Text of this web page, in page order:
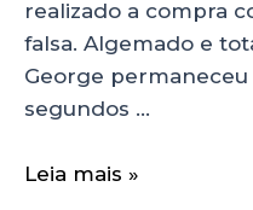
realizado a compra
falsa. Algemado e
George
segundos …
Leia mais »